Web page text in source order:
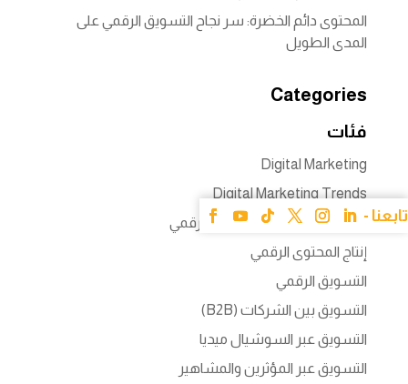
المحتوى دائم الخضرة: سر نجاح التسويق الرقمي على
المدى الطويل
Categories
فئات
Digital Marketing
Digital Marketing Trends
آخر اتجاهات صناعة المحتوى الرقمي
إنتاج المحتوى الرقمي
التسويق الرقمي
التسويق بين الشركات (B2B)
التسويق عبر السوشيال ميديا
التسويق عبر المؤثرين والمشاهير